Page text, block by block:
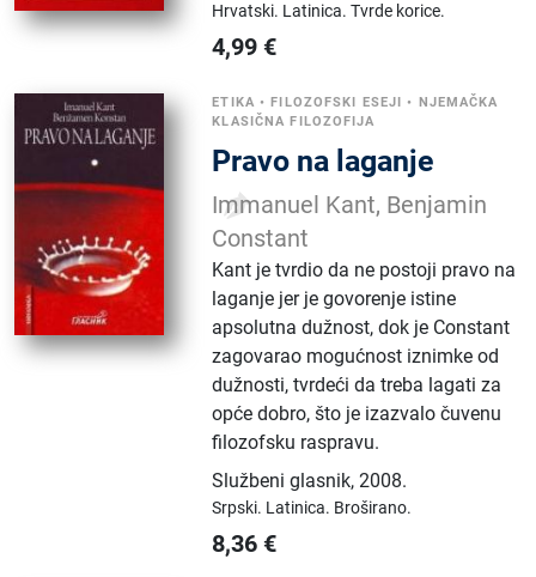
Hrvatski. Latinica.Tvrde korice.
4,99 €
ETIKA • FILOZOFSKI ESEJI •
NJEMAČKA
KLASIČNA FILOZOFIJA
Pravo na laganje
Immanuel Kant, Benjamin
Constant
Kant je tvrdio da ne postoji pravo na
laganje jer je govorenje istine
apsolutna dužnost, dok je Constant
zagovarao mogućnost iznimke od
dužnosti, tvrdeći da treba lagati za
opće dobro, što je izazvalo čuvenu
filozofsku raspravu.
Službeni glasnik,2008.
Srpski. Latinica. Broširano.
8,36 €